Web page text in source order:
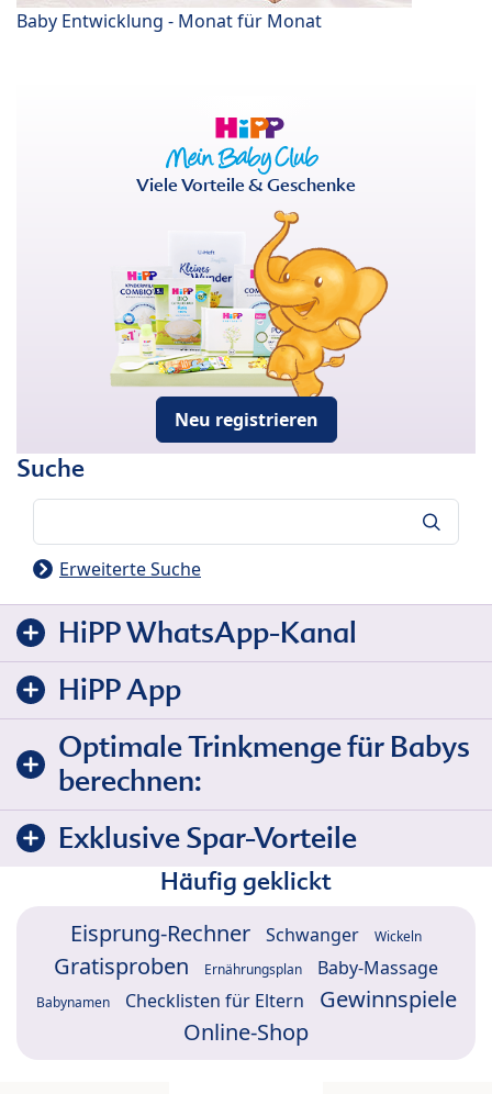
Baby Entwicklung - Monat für Monat
Viele Vorteile & Geschenke
Neu registrieren
Suche
Erweiterte Suche
HiPP WhatsApp-Kanal
HiPP App
Optimale Trinkmenge für Babys
berechnen:
Exklusive Spar-Vorteile
Häufig geklickt
Eisprung-Rechner Schwanger Wickeln
Gratisproben Ernährungsplan Baby-Massage
Babynamen Checklisten für Eltern
Gewinnspiele
Online-Shop